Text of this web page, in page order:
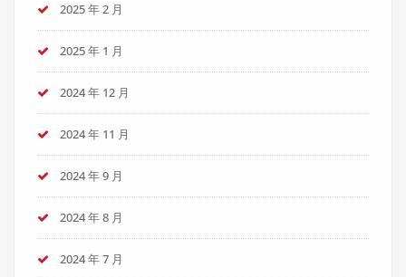
2025 年 2 月
2025 年 1 月
2024 年 12 月
2024 年 11 月
2024 年 9 月
2024 年 8 月
2024 年 7 月